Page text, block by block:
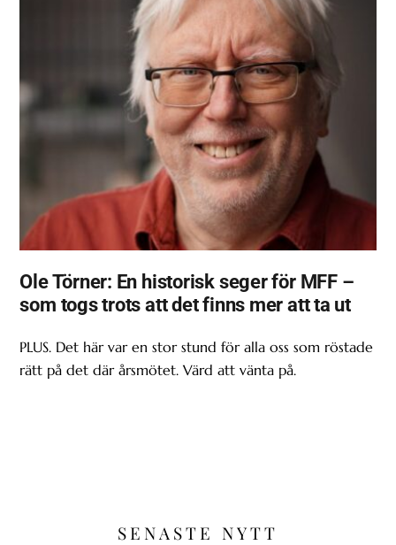
Ole Törner: En historisk seger för MFF –
som togs trots att det finns mer att ta ut
PLUS. Det här var en stor stund för alla oss som röstade
rätt på det där årsmötet. Värd att vänta på.
SENASTE NYTT